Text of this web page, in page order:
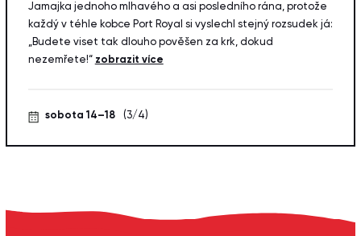
Jamajka jednoho mlhavého a asi posledního rána, protože
každý v téhle kobce Port Royal si vyslechl stejný rozsudek já:
„Budete viset tak dlouho pověšen za krk, dokud
nezemřete!“ zobrazit více
sobota 14–18 (3/4)